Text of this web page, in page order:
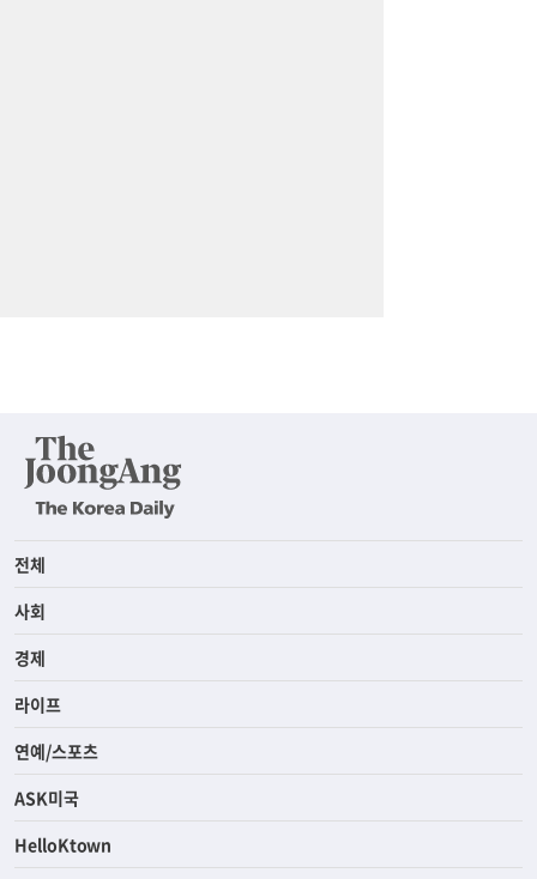
전체
사회
경제
라이프
연예/스포츠
ASK미국